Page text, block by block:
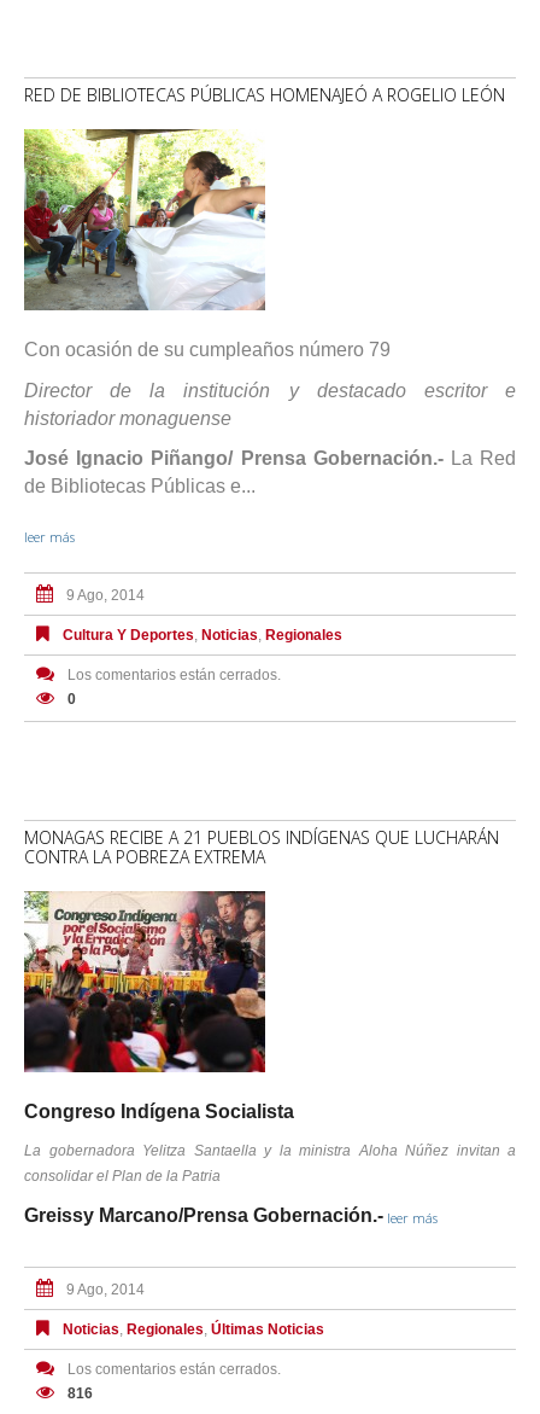
RED DE BIBLIOTECAS PÚBLICAS HOMENAJEÓ A ROGELIO LEÓN
Con ocasión de su cumpleaños número 79
Director de la institución y destacado escritor e
historiador monaguense
José Ignacio Piñango/ Prensa Gobernación.- La Red
de Bibliotecas Públicas e...
leer más
9 Ago, 2014
Cultura Y Deportes, Noticias, Regionales
Los comentarios están cerrados.
0
MONAGAS RECIBE A 21 PUEBLOS INDÍGENAS QUE LUCHARÁN
CONTRA LA POBREZA EXTREMA
Congreso Indígena Socialista
La gobernadora Yelitza Santaella y la ministra Aloha Núñez invitan a
consolidar el Plan de la Patria
Greissy Marcano/Prensa Gobernación.- leer más
9 Ago, 2014
Noticias, Regionales, Últimas Noticias
Los comentarios están cerrados.
816